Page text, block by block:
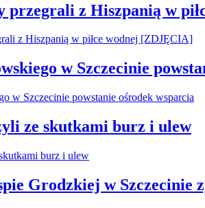
przegrali z Hiszpanią w
w Szczecinie
ze skutkami burz i ulew
Grodzkiej w Szczecinie